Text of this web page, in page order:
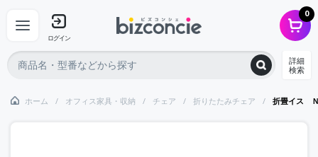
ログイン
0
詳細
検索
ホーム オフィス家具・収納 チェア 折りたたみチェア 折畳イス